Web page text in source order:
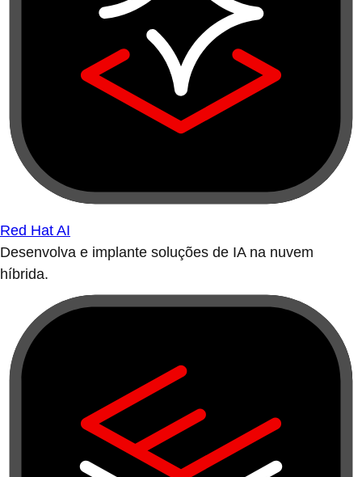
Red Hat AI
Desenvolva e implante soluções de IA na nuvem
híbrida.